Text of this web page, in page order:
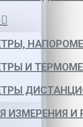
И
ИЗМЕРЕНИЯ И